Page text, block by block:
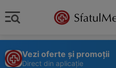
Vezi oferte și promoții
Direct din aplicație